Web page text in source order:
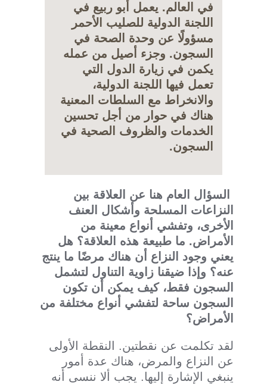
في العالم. يعمل أبو ربيع في
اللجنة الدولية للصليب الأحمر
مسؤولًا عن وحدة الصحة في
السجون. وجزء أصيل من عمله
يكمن في زيارة الدول التي
تعمل فيها اللجنة الدولية،
والانخراط مع
السلطات المعنية
هناك في حوار من أجل تحسين
الخدمات والظروف الصحية في
السجون.
السؤال العام هنا عن العلاقة بين
النزاعات المسلحة وأشكال العنف
الأخرى، وتفشي أنواع معينة من
الأمراض. ما طبيعة هذه العلاقة؟ هل
يعني وجود النزاع أن هناك مرضًا ما ينتج
عنه؟ وإذا ضيقنا زاوية التناول لتشمل
السجون فقط، كيف يمكن أن تكون
السجون ساحة لتفشي أنواع مختلفة من
الأمراض؟
لقد تكلمت عن نقطتين. النقطة الأولى
عن النزاع والمرض، هناك عدة أمور
ينبغي الإشارة إليها. يجب ألا ننسى أنه